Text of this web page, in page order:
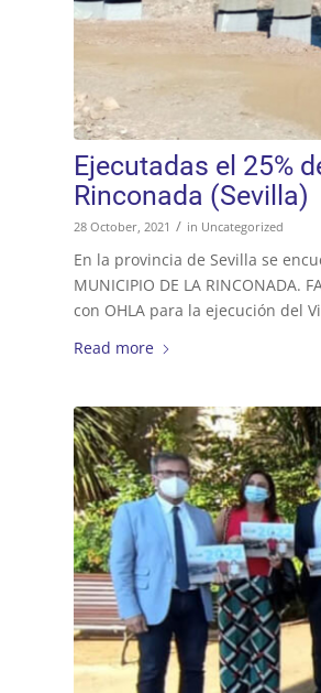
Ejecutadas el 25%
Rinconada (Sevilla)
28 October, 2021 / in Uncategorized
En la provincia de Sevilla se
MUNICIPIO DE LA RINCONADA.
con OHLA para la ejecución del
Read more